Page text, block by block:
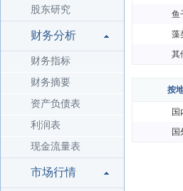
股东研究
财务分析
财务指标
财务摘要
资产负债表
利润表
现金流量表
市场行情
鱼
藻
其
按
国
国